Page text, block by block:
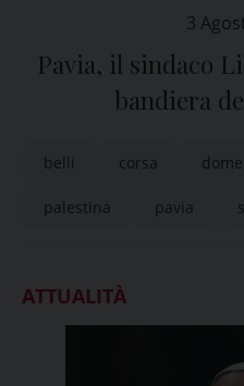
3
Pavia, il sindaco
bandiera
belli corsa
palestina pavia
ATTUALITÀ